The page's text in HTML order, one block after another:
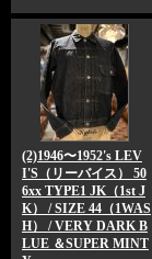
(2)1946〜1952's LEV
I'S（リーバイス） 50
6xx TYPE1 JK（1st J
K） / SIZE 44（1WAS
H） / VERY DARK B
LUE ＆SUPER MINT